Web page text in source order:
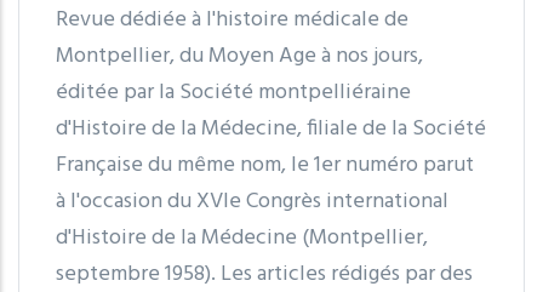
Revue dédiée à l'histoire médicale de
Montpellier, du Moyen Age à nos jours,
éditée par la Société montpelliéraine
d'Histoire de la Médecine, filiale de la Société
Française du même nom, le 1er numéro parut
à l'occasion du XVIe Congrès international
d'Histoire de la Médecine (Montpellier,
septembre 1958). Les articles rédigés par des